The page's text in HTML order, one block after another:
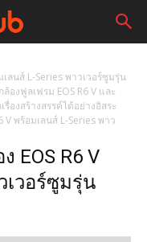
ลนส์ L-Series พาวเวอร์ซูมรุ่น
องฟูลเฟรม EOS R6 V และ
รื่องสร้างสรรค์ได้อย่างอิสระ
V พร้อมเลนส์ L-Series พาว
EOS R6 V
เวอร์ซูมรุ่น